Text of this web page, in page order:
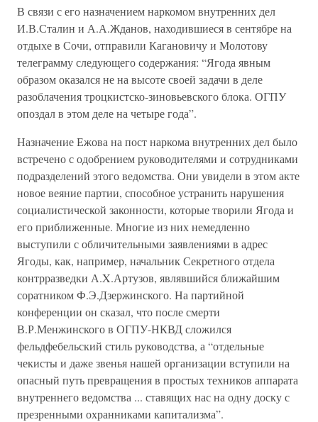
В связи с его назначением наркомом внутренних дел
И.В.Сталин и А.А.Жданов, находившиеся в сентябре на
отдыхе в Сочи, отправили Кагановичу и Молотову
телеграмму следующего содержания: “Ягода явным
образом оказался не на высоте своей задачи в деле
разоблачения троцкистско-зиновьевского блока. ОГПУ
опоздал в этом деле на четыре года”.
Назначение Ежова на пост наркома внутренних дел было
встречено с одобрением руководителями и сотрудниками
подразделений этого ведомства. Они увидели в этом акте
новое веяние партии, способное устранить нарушения
социалистической законности, которые творили Ягода и
его приближенные. Многие из них немедленно
выступили с обличительными заявлениями в адрес
Ягоды, как, например, начальник Секретного отдела
контрразведки А.X.Артузов, являвшийся ближайшим
соратником Ф.Э.Дзержинского. На партийной
конференции он сказал, что после смерти
В.Р.Менжинского в ОГПУ-НКВД сложился
фельдфебельский стиль руководства, а “отдельные
чекисты и даже звенья нашей организации вступили на
опасный путь превращения в простых техников аппарата
внутреннего ведомства ... ставящих нас на одну доску с
презренными охранниками капитализма”.